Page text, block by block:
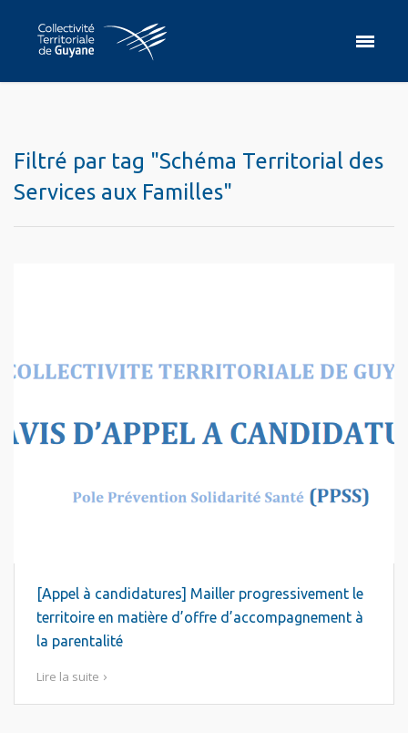
Filtré par tag "Schéma Territorial des
Services aux Familles"
[Appel à candidatures] Mailler progressivement le
territoire en matière d’offre d’accompagnement à
la parentalité
Lire la suite